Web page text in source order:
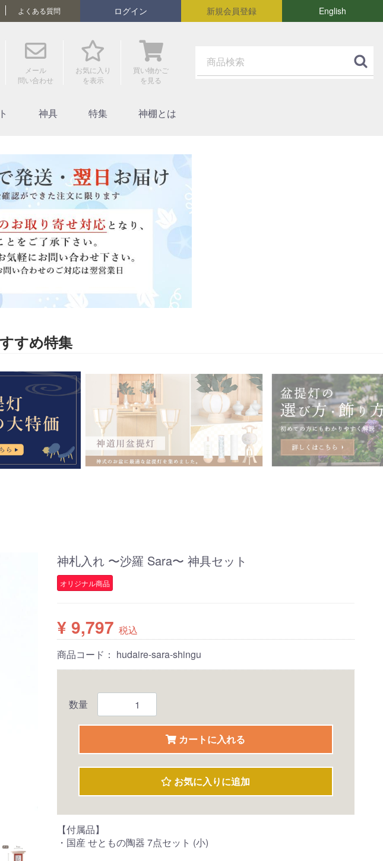
English
新規会員登録
ログイン
よくある質問
メール
問い合わせ
お気に入り
を表示
買い物かご
を見る
神具 特集 神棚とは
すめ特集
神札入れ 〜沙羅 Sara〜 神具セット
オリジナル商品
¥ 9,797 税込
商品コード： hudaire-sara-shingu
数量
カートに入れる
お気に入りに追加
【付属品】
・国産 せともの陶器 7点セット (小)